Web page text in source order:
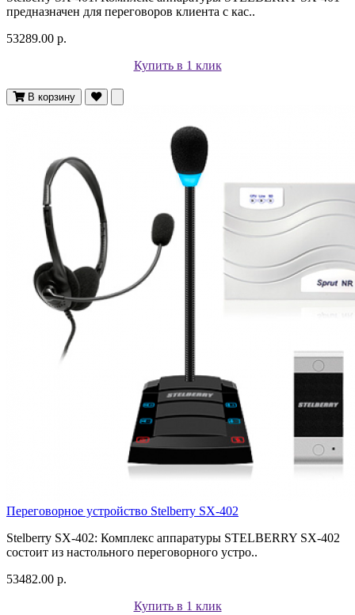
предназначен для переговоров клиента с кас..
53289.00 р.
Купить в 1 клик
В корзину
Переговорное устройство Stelberry SX-402
Stelberry SX-402: Комплекс аппаратуры STELBERRY SX-402
состоит из настольного переговорного устро..
53482.00 р.
Купить в 1 клик